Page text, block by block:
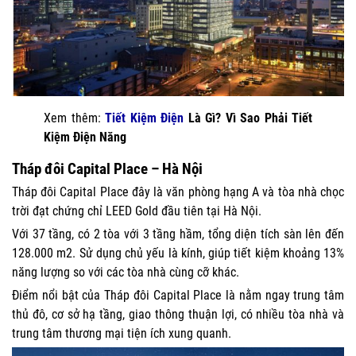
Xem thêm: Tiết Kiệm Điện Là Gì? Vì Sao Phải Tiết
Kiệm Điện Năng
Tháp đôi Capital Place – Hà Nội
Tháp đôi Capital Place đây là văn phòng hạng A và tòa nhà chọc
trời đạt chứng chỉ LEED Gold đầu tiên tại Hà Nội.
Với 37 tầng, có 2 tòa với 3 tầng hầm, tổng diện tích sàn lên đến
128.000 m2. Sử dụng chủ yếu là kính, giúp tiết kiệm khoảng 13%
năng lượng so với các tòa nhà cùng cỡ khác.
Điểm nổi bật của Tháp đôi Capital Place là nằm ngay trung tâm
thủ đô, cơ sở hạ tầng, giao thông thuận lợi, có nhiều tòa nhà và
trung tâm thương mại tiện ích xung quanh.